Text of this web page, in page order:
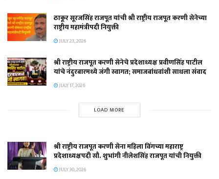
ठाकूर सूरजसिंह राजपूत यांची श्री राष्ट्रीय राजपूत करणी सेनेच्या
राष्ट्रीय महामंत्रीपदी नियुक्ती
JULY 23, 2026
श्री राष्ट्रीय राजपूत करणी सेनेचे प्रदेशाध्यक्ष प्रवीणसिंह पाटील
यांचे नंदुरबारमध्ये जंगी स्वागत; समाजबांधवांशी साधला संवाद
JULY 17, 2026
LOAD MORE
श्री राष्ट्रीय राजपूत करणी सेना महिला विंगच्या महाराष्ट्र
प्रदेशाध्यक्षपदी सौ. शुभांगी नीलेशसिंह राजपूत यांची नियुक्ती
JULY 30, 2026